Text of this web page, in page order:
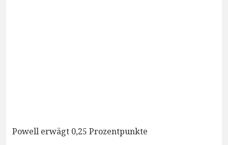
Powell erwägt 0,25 Prozentpunkte